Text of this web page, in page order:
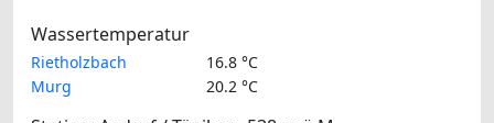
Wassertemperatur
Rietholzbach
16.8 °C
Murg
20.2 °C